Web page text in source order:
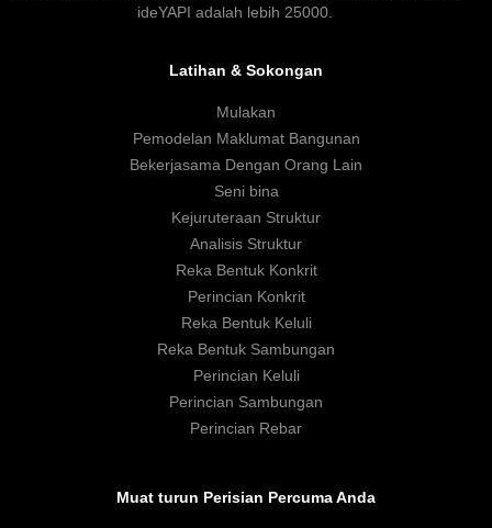
ideYAPI adalah lebih 25000.
Latihan & Sokongan
Mulakan
Pemodelan Maklumat Bangunan
Bekerjasama Dengan Orang Lain
Seni bina
Kejuruteraan Struktur
Analisis Struktur
Reka Bentuk Konkrit
Perincian Konkrit
Reka Bentuk Keluli
Reka Bentuk Sambungan
Perincian Keluli
Perincian Sambungan
Perincian Rebar
Muat turun Perisian Percuma Anda